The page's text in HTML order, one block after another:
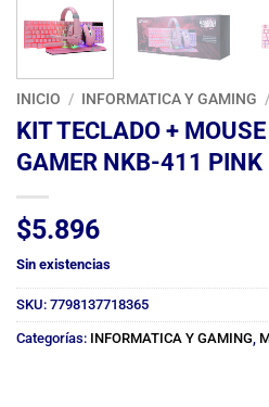
INICIO / INFORMATICA Y GAMING /
KIT TECLADO +
GAMER NKB-411 PINK
$5.896
Sin existencias
SKU: 7798137718365
Categorías: INFORMATICA Y GAMING,